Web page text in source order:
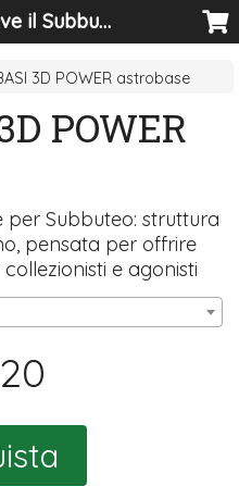
SUBBART, dove il Subbuteo diventa arte
3D POWER astrobase
POWER
per Subbuteo: struttura
pensata per offrire
e agonisti